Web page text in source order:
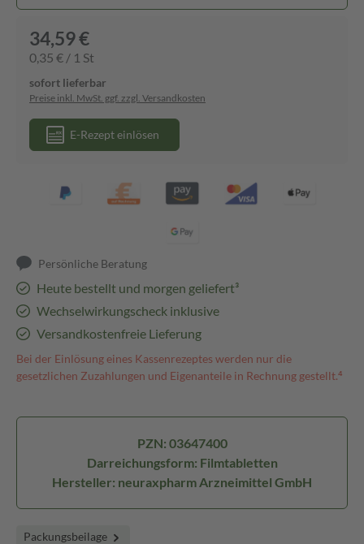
34,59 €
0,35 € / 1 St
sofort lieferbar
Preise inkl. MwSt. ggf. zzgl. Versandkosten
E-Rezept einlösen
Persönliche Beratung
Heute bestellt und morgen geliefert³
Wechselwirkungscheck inklusive
Versandkostenfreie Lieferung
Bei der Einlösung eines Kassenrezeptes werden nur die
gesetzlichen Zuzahlungen und Eigenanteile in Rechnung gestellt.⁴
PZN: 03647400
Darreichungsform: Filmtabletten
Hersteller: neuraxpharm Arzneimittel GmbH
Packungsbeilage